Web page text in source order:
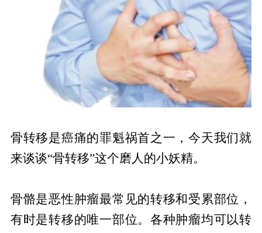
骨转移是癌痛的罪魁祸首之一，今天我们就
来谈谈“骨转移”这个磨人的小妖精。
骨骼是恶性肿瘤最常见的转移和受累部位，
有时是转移的唯一部位。各种肿瘤均可以转